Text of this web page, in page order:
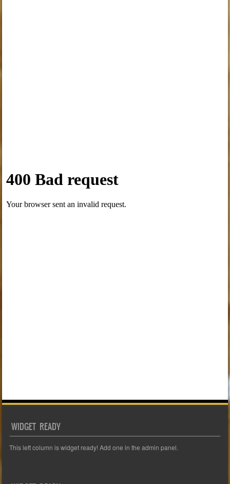
WIDGET READY
This left column is widget ready! Add one in the admin panel.